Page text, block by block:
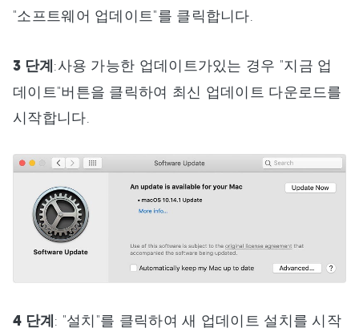
"소프트웨어 업데이트"를 클릭합니다.
3 단계:사용 가능한 업데이트가있는 경우 "지금 업
데이트"버튼을 클릭하여 최신 업데이트 다운로드를
시작합니다.
4 단계: "설치"를 클릭하여 새 업데이트 설치를 시작